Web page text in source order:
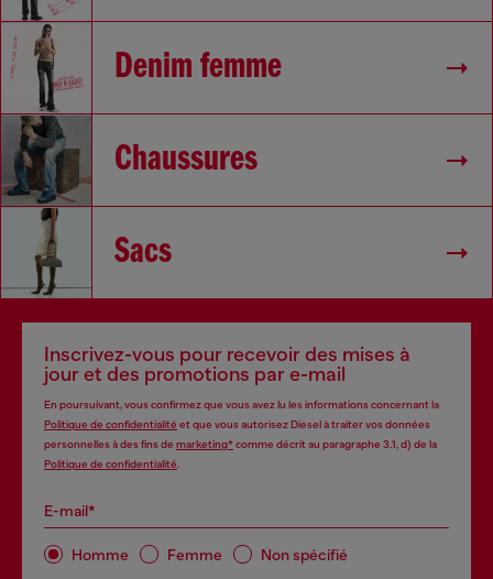
Denim femme
Chaussures
Sacs
Inscrivez-vous pour recevoir des mises à
jour et des promotions par e-mail
En poursuivant, vous confirmez que vous avez lu les informations concernant la
Politique de confidentialité et que vous autorisez Diesel à traiter vos données
personnelles à des fins de marketing*comme décrit au paragraphe 3.1, d) de la
Politique de confidentialité
E-mail*
Homme Femme Non spécifié